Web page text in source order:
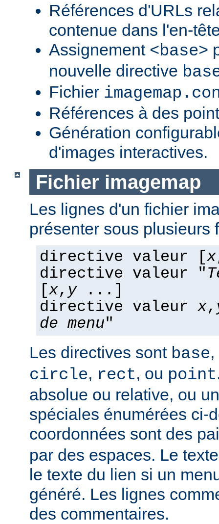
Références d'URLs
contenue dans l'en-
Assignement <base>
nouvelle directive
Fichier
Références à des
Génération
d'images interactives.
Fichier imagemap
Les lignes d'un fichier
présenter sous plusieurs
directive valeur [x
directive valeur "
[x, y...]
directive valeur x,
de menu"
Les directives sont base,
circle, rect, ou point
absolue ou relative, ou
spéciales énumérées ci-
coordonnées sont des
par des espaces. Le
le texte du lien si un
généré. Les lignes
des commentaires.